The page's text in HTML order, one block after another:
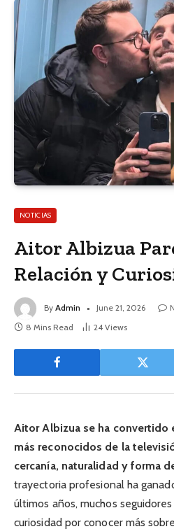
NOTICIAS
Aitor Albizua
Relación y
By Admin June 21, 2026
8 Mins Read
24 Views
Aitor Albizua se ha convertido
más reconocidos de la
cercanía, naturalidad y forma
trayectoria profesional ha
últimos años, muchos
curiosidad por conocer más